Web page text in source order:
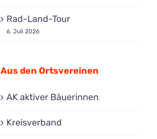
Rad-Land-Tour
6. Juli 2026
Aus den Ortsvereinen
AK aktiver Bäuerinnen
Kreisverband